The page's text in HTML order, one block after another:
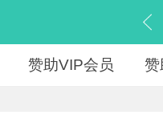
内容
赞助VIP会员 赞